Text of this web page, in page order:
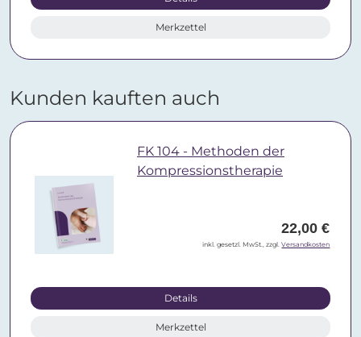
Merkzettel
Kunden kauften auch
FK 104 - Methoden der
Kompressionstherapie
22,00 €
inkl. gesetzl. MwSt., zzgl.Versandkosten
Details
Merkzettel